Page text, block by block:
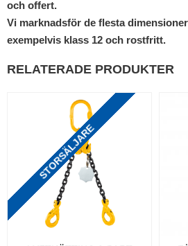
och offert.
Vi marknadsför de flesta
exempelvis klass 12 och rostfritt.
RELATERADE PRODUKTER
STORSÄLJARE